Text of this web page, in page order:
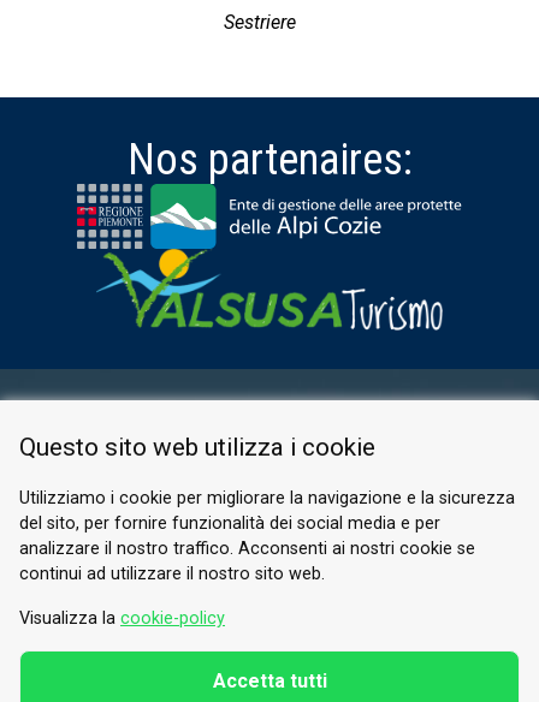
Sestriere
Nos partenaires:
PRIVACY POLICY
© 2026 Valle di Susa
Tesori di Arte e Cultura Alpina
Tel.
E-mail.info@vallesusa-tesori.it
Questo sito web utilizza i cookie
Utilizziamo i cookie per migliorare la navigazione e la sicurezza
del sito, per fornire funzionalità dei social media e per
analizzare il nostro traffico. Acconsenti ai nostri cookie se
continui ad utilizzare il nostro sito web.
Visualizza la cookie-policy
Accetta tutti